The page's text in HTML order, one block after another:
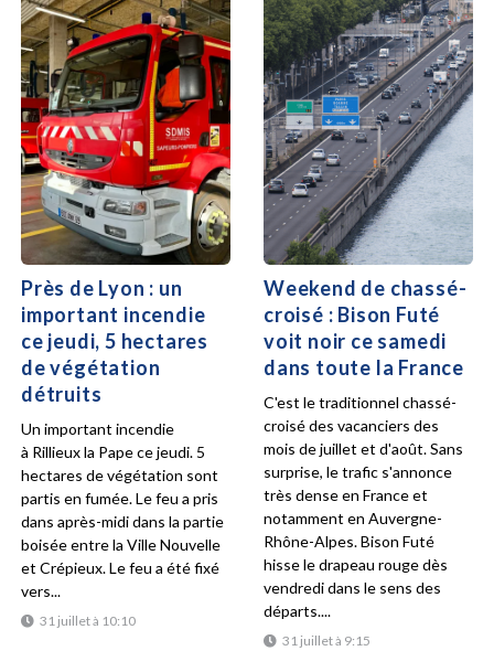
Près de Lyon : un
important incendie
ce jeudi, 5 hectares
de végétation
détruits
31 juillet à 10:10
Un important incendie
à Rillieux la Pape ce jeudi. 5
hectares de végétation sont
partis en fumée. Le feu a pris
dans après-midi dans la partie
boisée entre la Ville Nouvelle
et Crépieux. Le feu a été fixé
vers...
Weekend de chassé-
croisé : Bison Futé
voit noir ce samedi
dans toute la France
31 juillet à 9:15
C'est le traditionnel chassé-
croisé des vacanciers des
mois de juillet et d'août. Sans
surprise, le trafic s'annonce
très dense en France et
notamment en Auvergne-
Rhône-Alpes. Bison Futé
hisse le drapeau rouge dès
vendredi dans le sens des
départs....